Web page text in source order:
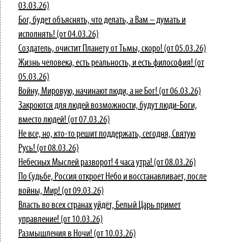
03.03.26)
Бог, будет объяснять, что делать, а Вам – думать и
исполнять! (от 04.03.26)
Создатель, очистит Планету от Тьмы, скоро! (от 05.03.26)
Жизнь человека, есть реальность, и есть философия! (от
05.03.26)
Войну, Мировую, начинают люди, а не Бог! (от 06.03.26)
Закроются для людей возможности, будут люди-Боги,
вместо людей! (от 07.03.26)
Не все, но, кто-то решит поддержать, сегодня, Святую
Русь! (от 08.03.26)
Небесных Мыслей разворот! 4 часа утра! (от 08.03.26)
По Судьбе, Россия откроет Небо и восстанавливает, после
войны, Мир! (от 09.03.26)
Власть во всех странах уйдёт, Белый Царь примет
управление! (от 10.03.26)
Размышления в Ночи! (от 10.03.26)